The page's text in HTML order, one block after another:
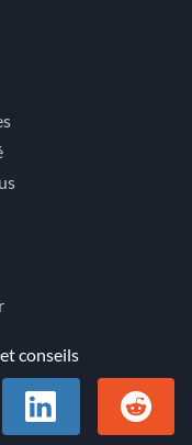
conseils